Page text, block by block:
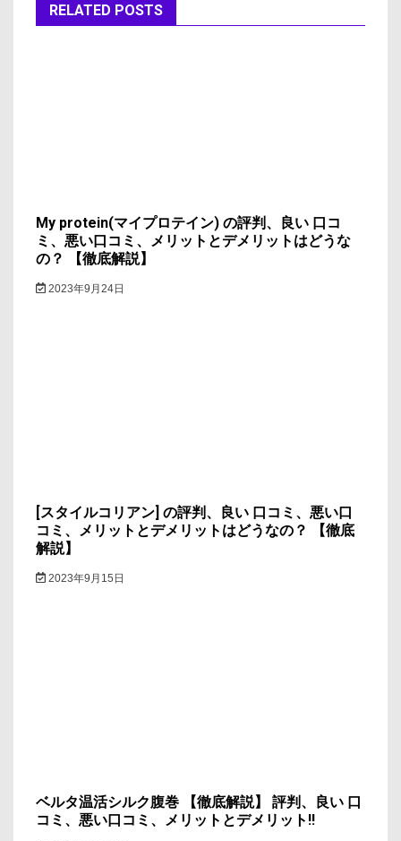
ョ
RELATED POSTS
My protein(マイプロテイン) の評判、良い 口コ
ミ、悪い口コミ、メリットとデメリットはどうな
の？ 【徹底解説】
2023年9月24日
[スタイルコリアン] の評判、良い 口コミ、悪い口
コミ、メリットとデメリットはどうなの？ 【徹底
解説】
2023年9月15日
ベルタ温活シルク腹巻 【徹底解説】 評判、良い 口
コミ、悪い口コミ、メリットとデメリット!!